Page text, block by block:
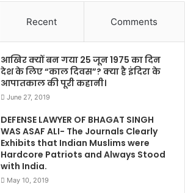
Recent Comments
आखिर क्यों बन गया 25 जून 1975 का दिन
देश के लिए “काल दिवस”? क्या है इंदिरा के
आपातकाल की पूरी कहानी।
June 27, 2019
DEFENSE LAWYER OF BHAGAT SINGH
WAS ASAF ALI- The Journals Clearly
Exhibits that Indian Muslims were
Hardcore Patriots and Always Stood
with India.
May 10, 2019